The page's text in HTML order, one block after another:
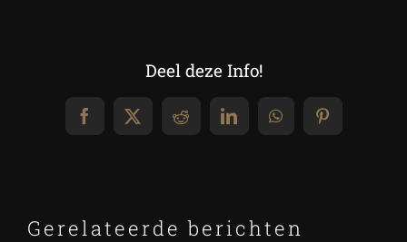
Deel deze Info!
Facebook
X RedditLinkedInWhatsAppPinterest
Gerelateerde berichten